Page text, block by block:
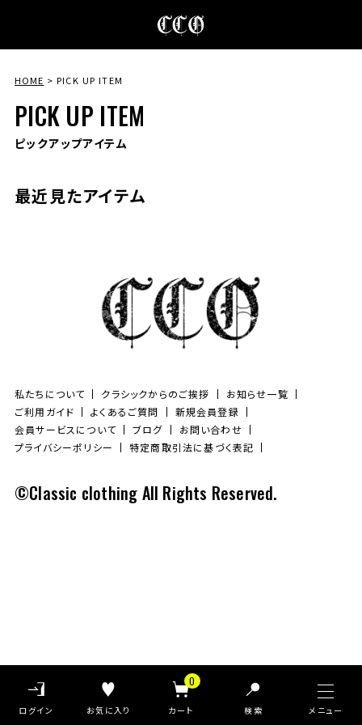
0
検索
HOME PICK UP ITEM
PICK UP ITEM
ピックアップアイテム
最近見たアイテム
私たちについて クラシックからのご挨拶
お知らせ一覧
ご利用ガイド
よくあるご質問
新規会員登録
会員サービスについて
ブログ
お問い合わせ
プライバシーポリシー
特定商取引法に基づく表記
©Classic clothing All Rights Reserved.